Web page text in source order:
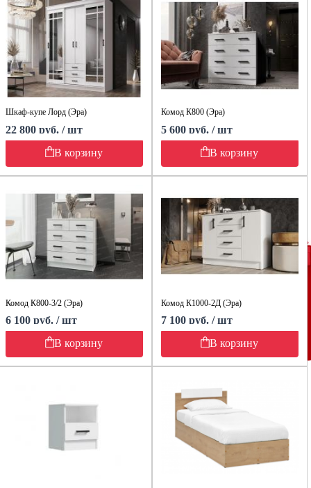
Шкаф-купе Лорд (Эра)
22 800 руб. / шт
В корзину
Комод К800 (Эра)
5 600 руб. / шт
В корзину
Комод К800-3/2 (Эра)
6 100 руб. / шт
В корзину
Комод К1000-2Д (Эра)
7 100 руб. / шт
В корзину